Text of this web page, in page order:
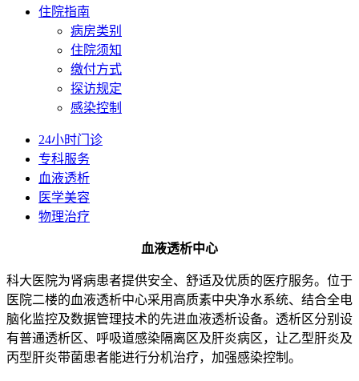
住院指南
病房类别
住院须知
缴付方式
探访规定
感染控制
24小时门诊
专科服务
血液透析
医学美容
物理治疗
血液透析中心
科大医院为肾病患者提供安全、舒适及优质的医疗服务。位于
医院二楼的血液透析中心采用高质素中央净水系统、结合全电
脑化监控及数据管理技术的先进血液透析设备。透析区分别设
有普通透析区、呼吸道感染隔离区及肝炎病区，让乙型肝炎及
丙型肝炎带菌患者能进行分机治疗，加强感染控制。